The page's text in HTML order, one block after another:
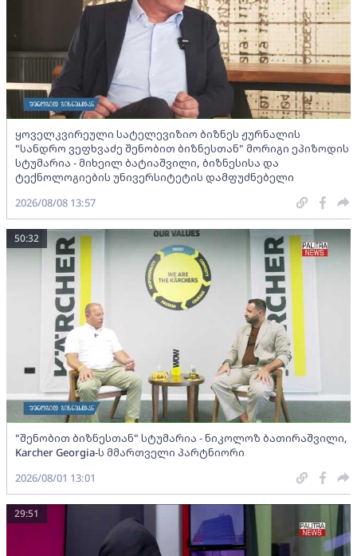
ყოველკვირეული სატელევიზიო ბიზნეს ჟურნალის
"სანდრო ვეფხვაძე შენობით ბიზნესთან" მორიგი ეპიზოდის
სტუმარია - მიხეილ ბატიაშვილი, ბიზნესისა და
ტექნოლოგიების უნივერსიტეტის დამფუძნებელი
2026/08/08 13:57
"შენობით ბიზნესთან" სტუმარია - ნიკოლოზ ბათირაშვილი,
Karcher Georgia-ს მმართველი პარტნიორი
50:32
2026/08/01 13:01
29:51